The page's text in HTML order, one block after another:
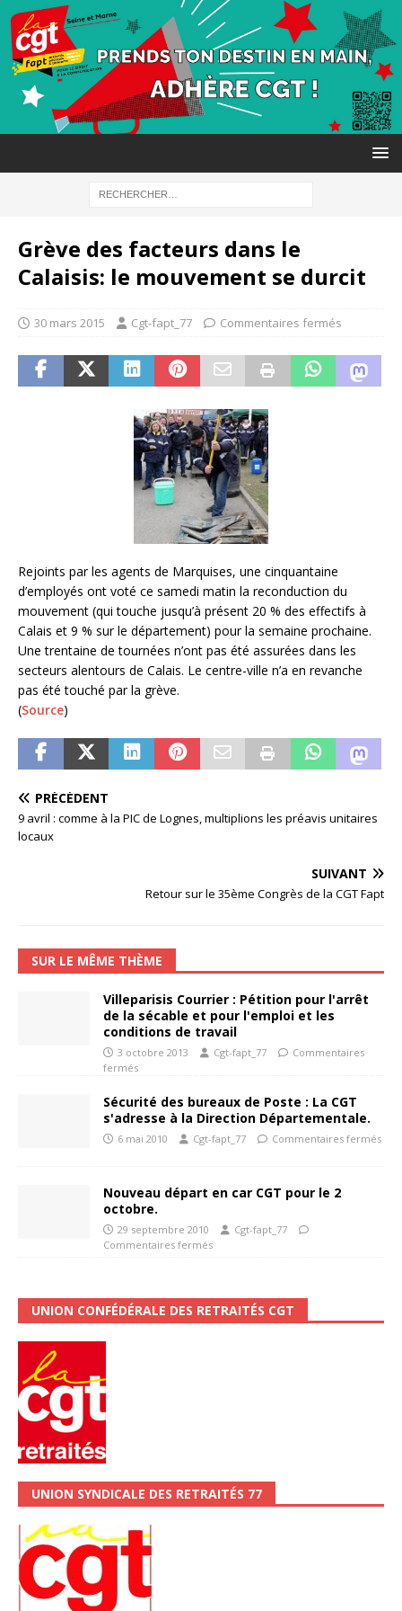
Grève des facteurs dans le
Calaisis: le mouvement se durcit
30 mars 2015 Cgt-fapt_77 Commentaires fermés
Rejoints par les agents de Marquises, une cinquantaine
d’employés ont voté ce samedi matin la reconduction du
mouvement (qui touche jusqu’à présent 20 % des effectifs à
Calais et 9 % sur le département) pour la semaine prochaine.
Une trentaine de tournées n’ont pas été assurées dans les
secteurs alentours de Calais. Le centre-ville n’a en revanche
pas été touché par la grève.
(Source)
PRÉCÉDENT
9 avril : comme à la PIC de Lognes, multiplions les préavis unitaires
locaux
SUIVANT
Retour sur le 35ème Congrès de la CGT Fapt
SUR LE MÊME THÈME
Villeparisis Courrier : Pétition pour l'arrêt
de la sécable et pour l'emploi et les
conditions de travail
3 octobre 2013 Cgt-fapt_77
Commentaires
fermés
Sécurité des bureaux de Poste : La CGT
s'adresse à la Direction Départementale.
6 mai 2010 Cgt-fapt_77 Commentaires fermés
Nouveau départ en car CGT pour le 2
octobre.
29 septembre 2010
Cgt-fapt_77
Commentaires fermés
UNION CONFÉDÉRALE DES RETRAITÉS CGT
UNION SYNDICALE DES RETRAITÉS 77